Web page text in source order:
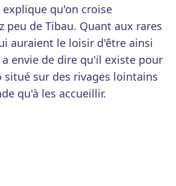
qu'on croise
peu de Tibau. Quant aux rares
auraient le loisir d'être ainsi
envie de dire qu'il existe pour
situé sur des rivages lointains
qu'à les accueillir.